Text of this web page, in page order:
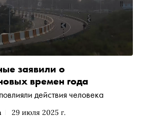
29 июля 2025 г.
заявили о
времен года
действия человека